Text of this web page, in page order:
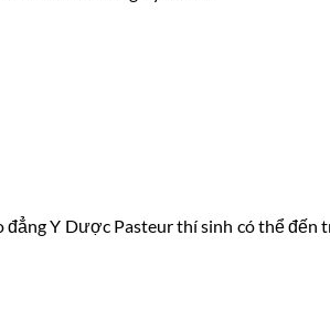
Y Dược Pasteur thí sinh có thể đến